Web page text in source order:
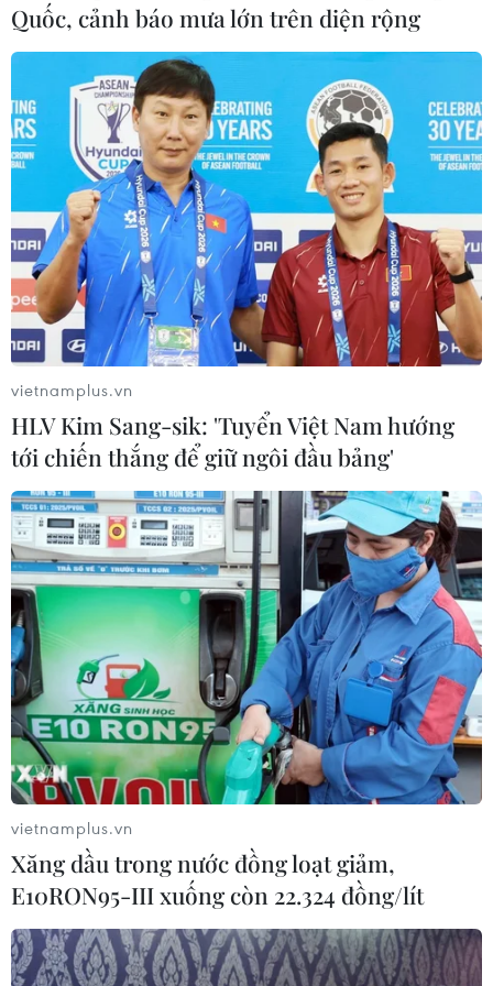
và dự án cho vay không lãi suất cho nông dân
nghèo tại xã Long Trung, huyện Cai Lậy, tỉnh
Tiền Giang./.
(TTXVN/Vietnam+)
#Kiều bào Pháp #Lý Sơn
#Quảng Ngãi
#Quyên góp
#Ngư dân #Bám biển
#Chủ quyền
#Biển đảo
#Đánh bắt hải sản
Quảng Ngãi
Pháp
Theo dõi VietnamPlus
TIN LIÊN QUAN
Quốc, cảnh báo mưa lớn trên diện rộng
vietnamplus.vn
HLV Kim Sang-sik: 'Tuyển Việt Nam hướng
tới chiến thắng để giữ ngôi đầu bảng'
vietnamplus.vn
Xăng dầu trong nước đồng loạt giảm,
E10RON95-III xuống còn 22.324 đồng/lít